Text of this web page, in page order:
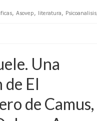
para Padres
de Psicoterapia
Adolescentes.
, Asovep, literatura, Psicoanalisis
Una
de El
de